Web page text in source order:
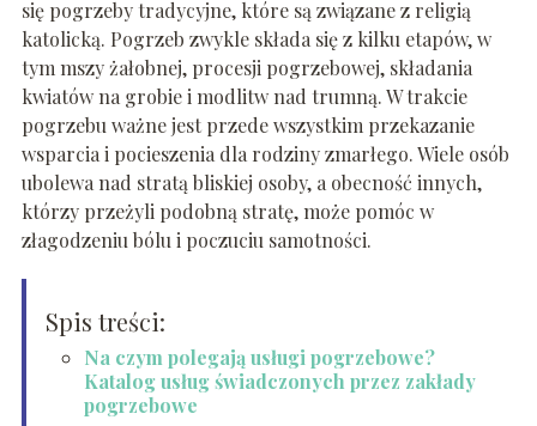
się pogrzeby tradycyjne, które są związane z religią
katolicką. Pogrzeb zwykle składa się z kilku etapów, w
tym mszy żałobnej, procesji pogrzebowej, składania
kwiatów na grobie i modlitw nad trumną. W trakcie
pogrzebu ważne jest przede wszystkim przekazanie
wsparcia i pocieszenia dla rodziny zmarłego. Wiele osób
ubolewa nad stratą bliskiej osoby, a obecność innych,
którzy przeżyli podobną stratę, może pomóc w
złagodzeniu bólu i poczuciu samotności.
Spis treści:
Na czym polegają usługi pogrzebowe?
Katalog usług świadczonych przez zakłady
pogrzebowe